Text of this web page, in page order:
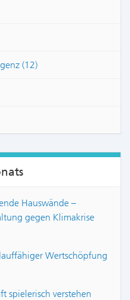
(12)
Hauswände –
gegen Klimakrise
Wertschöpfung
spielerisch verstehen